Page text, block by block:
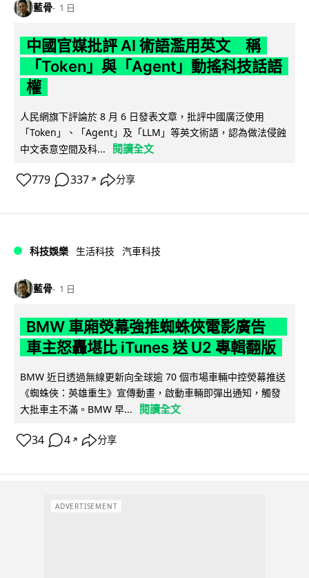
藍骨 1 日
中國官媒批評 AI 術語濫用英文 稱
「Token」與「Agent」動搖科技話語
權
人民網旗下評論於 8 月 6 日發表文章，批評中國廣泛使用
「Token」、「Agent」及「LLM」等英文術語，認為做法侵蝕
中文表意空間及科...
閱讀全文
779 337 ↗ 分享
科技娛樂 生活科技 汽車科技
藍骨 1 日
BMW 車廂熒幕強推蜘蛛俠電影廣告
車主怒轟堪比 iTunes 送 U2 專輯翻版
BMW 近日透過無線更新向全球逾 70 個市場車輛中控熒幕推送
《蜘蛛俠：英雄重生》宣傳動畫，啟動車輛即彈出通知，觸發
大批車主不滿。BMW 早...
閱讀全文
34 4 ↗ 分享
ADVERTISEMENT